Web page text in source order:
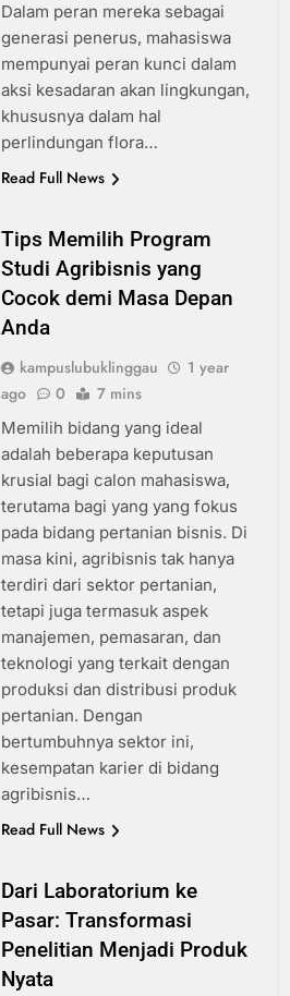
Dalam peran mereka sebagai
generasi penerus, mahasiswa
mempunyai peran kunci dalam
aksi kesadaran akan lingkungan,
khususnya dalam hal
perlindungan flora…
Read Full News
Tips Memilih Program
Studi Agribisnis yang
Cocok demi Masa Depan
Anda
kampuslubuklinggau
1 year
ago
0 7 mins
Memilih bidang yang ideal
adalah beberapa keputusan
krusial bagi calon mahasiswa,
terutama bagi yang yang fokus
pada bidang pertanian bisnis. Di
masa kini, agribisnis tak hanya
terdiri dari sektor pertanian,
tetapi juga termasuk aspek
manajemen, pemasaran, dan
teknologi yang terkait dengan
produksi dan distribusi produk
pertanian. Dengan
bertumbuhnya sektor ini,
kesempatan karier di bidang
agribisnis…
Read Full News
Dari Laboratorium ke
Pasar: Transformasi
Penelitian Menjadi Produk
Nyata